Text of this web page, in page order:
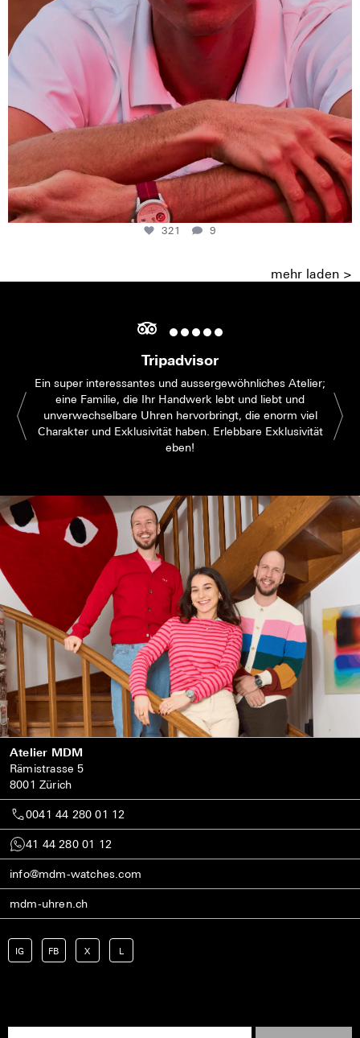
321 9
mehr laden >
Tripadvisor
Ein super interessantes und aussergewöhnliches Atelier;
eine Familie, die Ihr Handwerk lebt und liebt und
unverwechselbare Uhren hervorbringt, die enorm viel
Charakter und Exklusivität haben. Erlebbare Exklusivität
eben!
Atelier MDM
Rämistrasse 5
8001 Zürich
0041 44 280 01 12
41 44 280 01 12
info@mdm-watches.com
mdm-uhren.ch
IG FB X L